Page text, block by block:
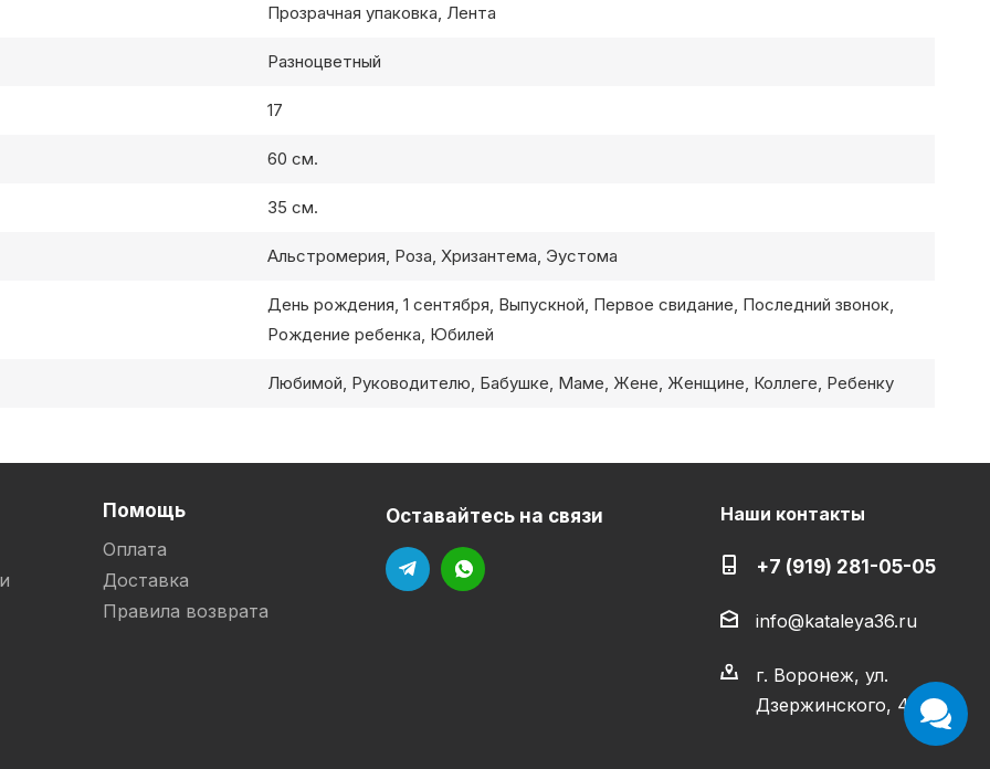
Прозрачная упаковка, Лента
Разноцветный
17
60 см.
35 см.
Альстромерия, Роза, Хризантема, Эустома
День рождения, 1 сентября, Выпускной, Первое свидание, Последний звонок,
Рождение ребенка, Юбилей
Любимой, Руководителю, Бабушке, Маме, Жене, Женщине, Коллеге, Ребенку
Помощь
Оплата
Доставка
Правила возврата
Оставайтесь на связи Наши контакты
+7 (919) 281-05-05
info@kataleya36.ru
г. Воронеж, ул.
Дзержинского, 4